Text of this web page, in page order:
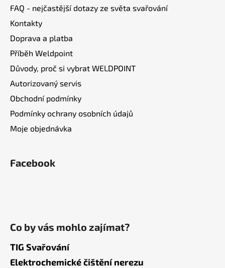
FAQ - nejčastější dotazy ze světa svařování
Kontakty
Doprava a platba
Příběh Weldpoint
Důvody, proč si vybrat WELDPOINT
Autorizovaný servis
Obchodní podmínky
Podmínky ochrany osobních údajů
Moje objednávka
Facebook
Co by vás mohlo zajímat?
TIG Svařování
Elektrochemické čištění nerezu